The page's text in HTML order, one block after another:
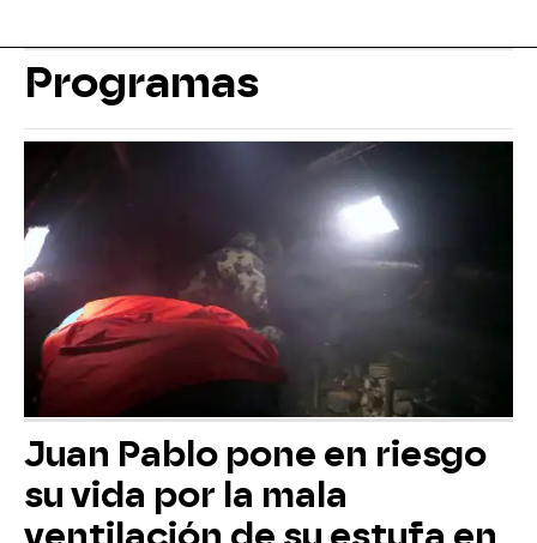
Programas
Juan Pablo pone en riesgo
su vida por la mala